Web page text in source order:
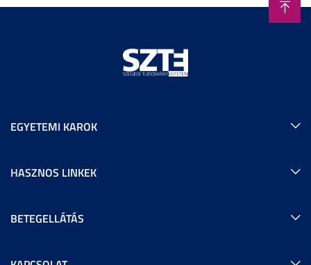
EGYETEMI KAROK
HASZNOS LINKEK
BETEGELLÁTÁS